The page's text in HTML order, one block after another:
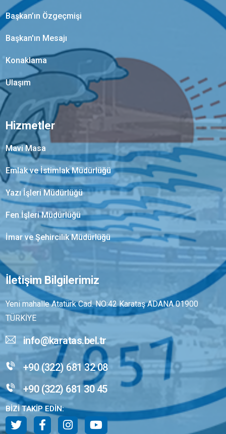
Başkan’ın Özgeçmişi
Başkan'ın Mesajı
Konaklama
Ulaşım
Hizmetler
Mavi Masa
Emlak ve İstimlak Müdürlüğü
Yazı İşleri Müdürlüğü
Fen İşleri Müdürlüğü
İmar ve Şehircilik Müdürlüğü
İletişim Bilgilerimiz
Yeni mahalle Atatürk Cad. NO:42 Karataş ADANA 01900
TÜRKİYE
info@karatas.bel.tr
+90 (322) 681 32 08
+90 (322) 681 30 45
BİZİ TAKİP EDİN: